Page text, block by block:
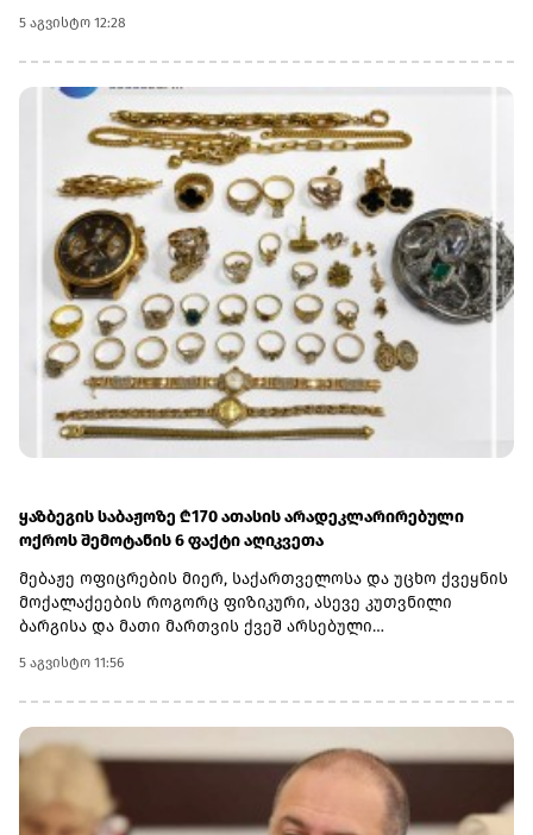
განაცხადი, გახდნენ საქართველოს ბანკის სტიპენდიატები
და ისწავლონ სასურველ უნივერსიტეტში სრული
დაფინანსებით.დიდ ბრიტანეთში სწავლის მსურველებმა, 6
ოქტომბრამდე უნდა შეავსონ განაცხადი
ბმულზე.აღსანიშნავია ისიც, რომ საქართველოს ბანკის
სტიპენდია ფარავს როგორც ერთწლიან სამაგისტრო
საფეხურზე სწავლის, ასევე მასთან დაკავშირებულ ყველა
აუცილებელ ხარჯს.პროგრამის ფარგლებში უკვე
გამოვლინდა საქართველოს ბანკის 30-ზე მეტი
სტიპენდიატი და მათი რაოდენობა კი ყოველწლიურად
იზრდება.შეგახსენებთ, რომ საქართველოს ბანკი უკვე 10
წელზე მეტია CHEVENING-ის სასტიპენდიო პროგრამის
პარტნიორია.საქართველოს ბანკის მიერ
განხორციელებული საგანმანათლებლო პროგრამების
შესახებ დეტალური ინფორმაციის მისაღებად ეწვიეთ
ვებგვერდს.(R)
5 აგვისტო 12:28
ყაზბეგის საბაჟოზე ₾170 ათასის არადეკლარირებული
ოქროს შემოტანის 6 ფაქტი აღიკვეთა
მებაჟე ოფიცრების მიერ, საქართველოსა და უცხო ქვეყნის
მოქალაქეების როგორც ფიზიკური, ასევე კუთვნილი
ბარგისა და მათი მართვის ქვეშ არსებული
დათვალიერების შედეგად ჯამში -782 გრამი ოქროს
ნაკეთობები აღმოაჩინეს.არადეკლარირებული საქონლის
საერთო საბაჟო ღირებულებამ ჯამში 169 776 ლარი
შეადგინა.6 კანონდამრღვევი მოქალაქის მიმართ, საქმის
მასალები შემდგომი რეაგირების მიზნით, საქართველოს
ფინანსთა სამინისტროს საგამოძიებო სამსახურს
გადაეგზავნა.
5 აგვისტო 11:56